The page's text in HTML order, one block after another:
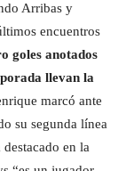
Arribas y
encuentros
goles anotados
llevan la
marcó ante
su segunda línea
en la